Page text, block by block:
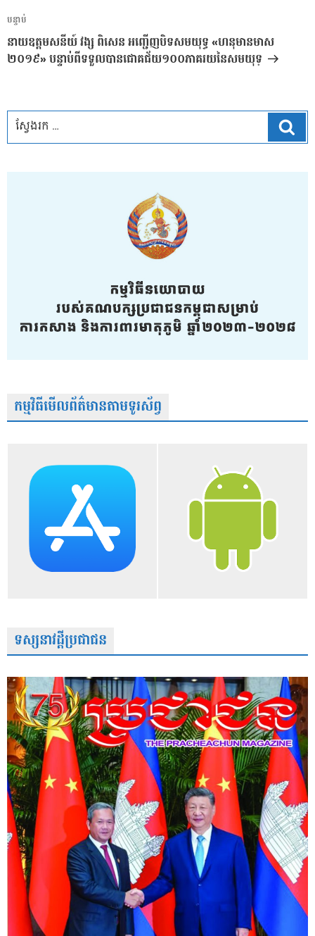
អត្ថបទ
បន្ទាប់
បន្ទាប់
នាយឧត្តមសនីយ៍ វង្ស ពិសេន អញ្ជើញបិទសមយុទ្ធ «ហនុមានមាស
២០១៩» បន្ទាប់ពីទទួលបានជោគជ័យ១០០ភាគរយនៃសមយុទ្
កម្មវិធីមើលព័ត៌មានតាមទូរស័ព្វ
ទស្សនាវដ្តីប្រជាជន